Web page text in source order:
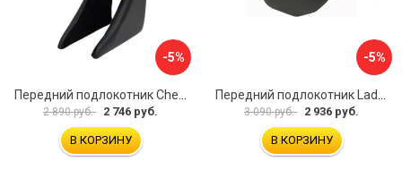
-5%
2 890 руб. 2 746 руб.
В КОРЗИНУ
-5%
3 090 руб. 2 936 руб.
В КОРЗИНУ